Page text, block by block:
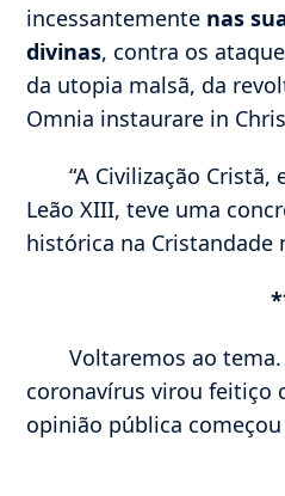
incessantemente nas
divinas, contra os
da utopia malsã, da
Omnia instaurare in
“A Civilização Cristã,
Leão XIII, teve uma
histórica na Cristandade
Voltaremos ao
coronavírus virou feitiço
opinião pública